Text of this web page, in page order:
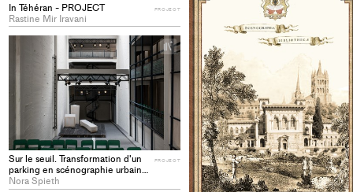
In Téhéran - PROJECT
Rastine Mir Iravani
PROJECT
Sur le seuil. Transformation d'un
parking en scénographie urbaine
- PROJECT
Nora Spieth
PROJECT
+
Add
project
collections